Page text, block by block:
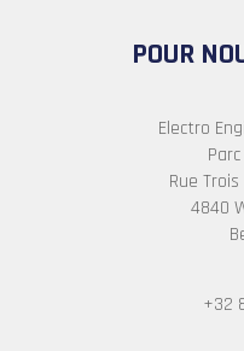
POUR
Electro
Rue
4840
+32